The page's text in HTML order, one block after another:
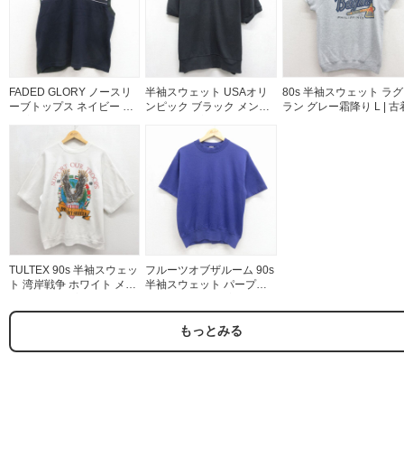
FADED GLORY ノースリ
ーブトップス ネイビー XL
半袖スウェット USAオリ
ンピック ブラック メンズ
80s 半袖スウェット ラグ
ラン グレー霜降り L | 古
TULTEX 90s 半袖スウェッ
ト 湾岸戦争 ホワイト メン
フルーツオブザルーム 90s
半袖スウェット パープル
もっとみる